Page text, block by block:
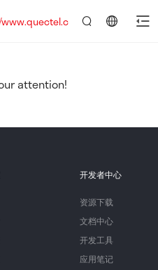
attention!
开发者中心
资源下载
文档中心
开发工具
应用笔记